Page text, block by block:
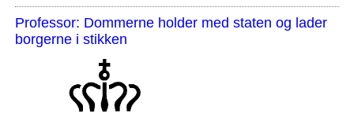
Professor: Dommerne holder med staten og lader
borgerne i stikken